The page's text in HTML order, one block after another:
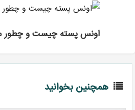
اونس پسته چیست و چطور
همچنین بخوانید